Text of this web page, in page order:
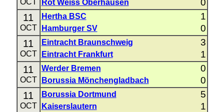
OCT Rot Weiss Oberhausen 0
11
OCT
Hertha BSC 1
Hamburger SV 0
11
OCT
Eintracht Braunschweig 3
Eintracht Frankfurt 1
11
OCT
Werder Bremen 0
Borussia Mönchengladbach 0
11
OCT
Borussia Dortmund 5
Kaiserslautern 1